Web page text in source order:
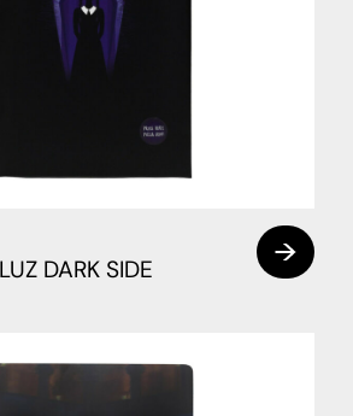
DARK SIDE